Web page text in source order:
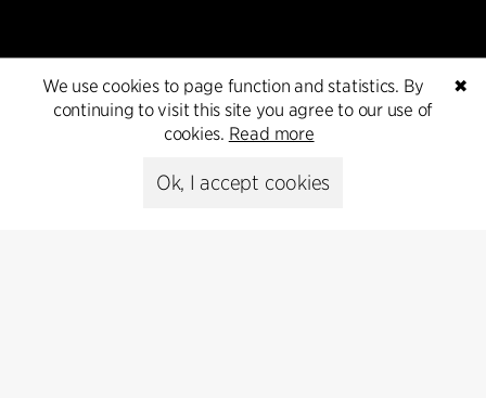
Presse
Head of Communications
✖
We use cookies to page function and statistics. By
continuing to visit this site you agree to our use of
cookies. Read more
Ok, I accept cookies